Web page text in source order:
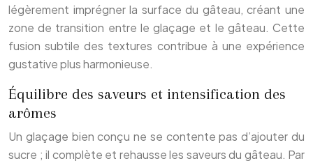
légèrement imprégner la surface du gâteau, créant une
zone de transition entre le glaçage et le gâteau. Cette
fusion subtile des textures contribue à une expérience
gustative plus harmonieuse.
Équilibre des saveurs et intensification des
arômes
Un glaçage bien conçu ne se contente pas d’ajouter du
sucre ; il complète et rehausse les saveurs du gâteau. Par